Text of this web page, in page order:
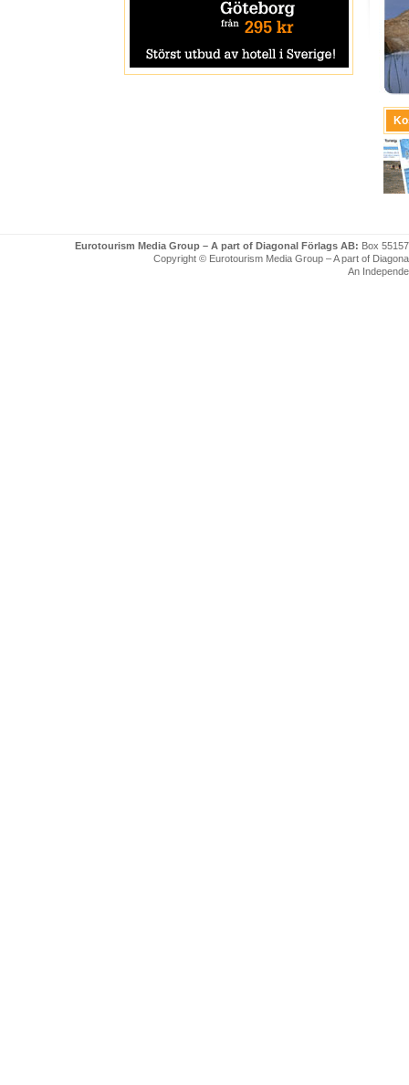
Örebro stad
Östergötland
Eurotourism Media Group – A part of Diagonal Förlags AB: Box
Copyright © Eurotourism Media Group – A part of
An